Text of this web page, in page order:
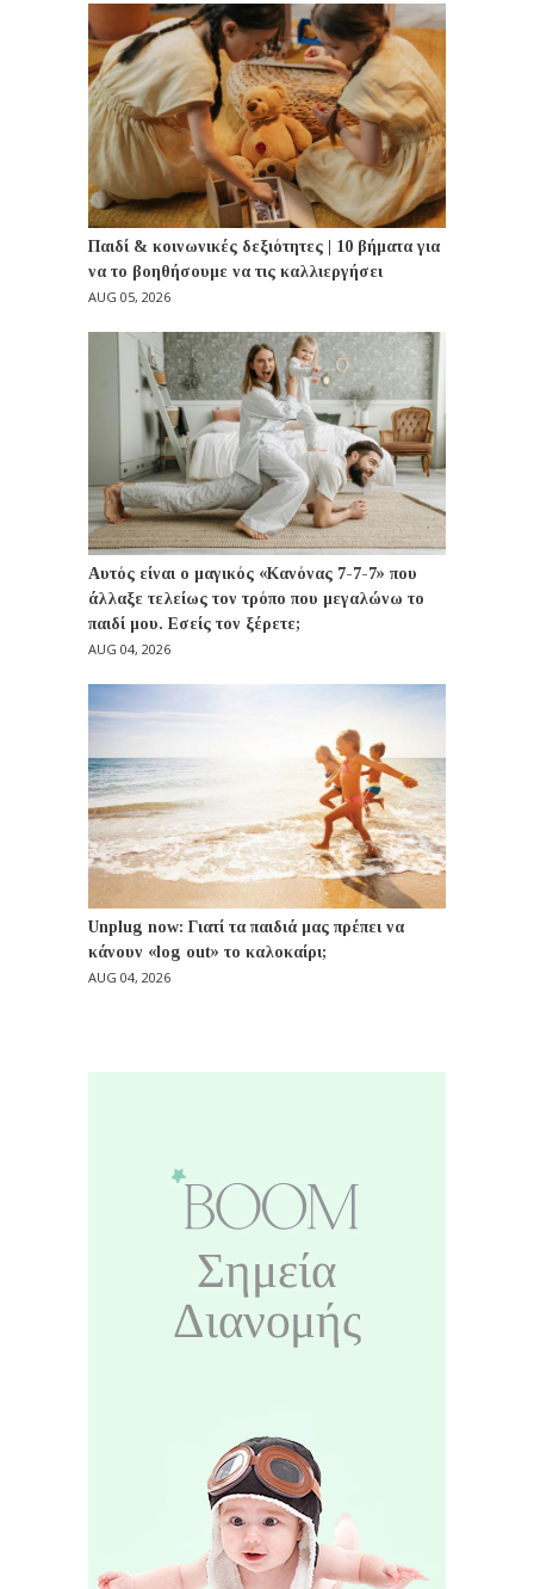
Παιδί & κοινωνικές δεξιότητες | 10 βήματα για
να το βοηθήσουμε να τις καλλιεργήσει
AUG 05, 2026
Αυτός είναι ο μαγικός «Κανόνας 7-7-7» που
άλλαξε τελείως τον τρόπο που μεγαλώνω το
παιδί μου. Εσείς τον ξέρετε;
AUG 04, 2026
Unplug now: Γιατί τα παιδιά μας πρέπει να
κάνουν «log out» το καλοκαίρι;
AUG 04, 2026